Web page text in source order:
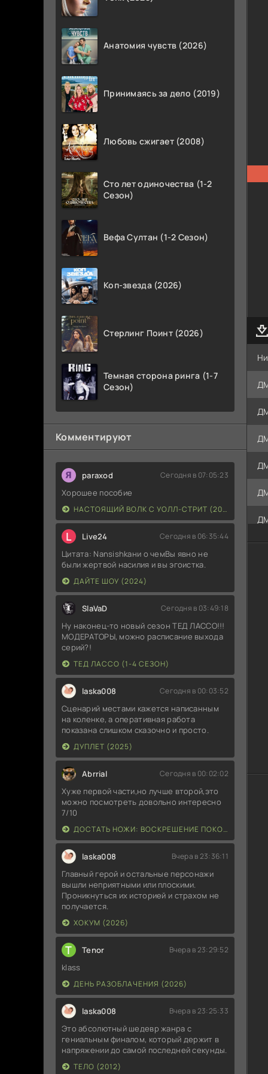
Анатомия чувств (2026)
Принимаясь за дело (2019)
Любовь сжигает (2008)
Сто лет одиночества (1-2
Сезон)
Вефа Султан (1-2 Сезон)
Коп-звезда (2026)
Стерлинг Поинт (2026)
Темная сторона ринга (1-7
Сезон)
Комментируют
paraxod Сегодня в 07:05:23
Хорошее пособие
НАСТОЯЩИЙ ВОЛК С УОЛЛ-СТРИТ (2026)
L Live24 Сегодня в 06:35:44
Цитата: Nansishkaни о чемВы явно не
были жертвой насилия и вы эгоистка.
ДАЙТЕ ШОУ (2024)
SlaVaD Сегодня в 03:49:18
Ну наконец-то новый сезон ТЕД ЛАССО!!!
МОДЕРАТОРЫ, можно расписание выхода
серий?!
ТЕД ЛАССО (1-4 СЕЗОН)
laska008 Сегодня в 00:03:52
Сценарий местами кажется написанным
на коленке, а оперативная работа
показана слишком сказочно и просто.
ДУПЛЕТ (2025)
Abrrial Сегодня в 00:02:02
Хуже первой части,но лучше второй,это
можно посмотреть довольно интересно
7/10
ДОСТАТЬ НОЖИ: ВОСКРЕШЕНИЕ ПОКОЙНИКА (2025)
laska008 Вчера в 23:36:11
Главный герой и остальные персонажи
вышли неприятными или плоскими.
Проникнуться их историей и страхом не
получается.
ХОКУМ (2026)
T Tenor Вчера в 23:29:52
klass
ДЕНЬ РАЗОБЛАЧЕНИЯ (2026)
laska008 Вчера в 23:25:33
Это абсолютный шедевр жанра с
гениальным финалом, который держит в
напряжении до самой последней секунды.
ТЕЛО (2012)